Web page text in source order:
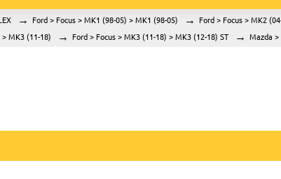
Ford > Focus > MK1 (98-05) > MK1 (98-05)
Ford > Focus > MK2
MK3 (11-18) Ford > Focus > MK3 (11-18) > MK3 (12-18) ST Mazda